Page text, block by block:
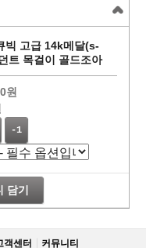
빅 고급 14k메달(s-
트 목걸이 골드조아
원
-1
담기
객센터 커뮤니티